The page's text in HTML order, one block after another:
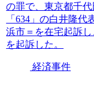
の罪で、東京都千
「634」の白井隆代
浜市＝を在宅起訴
を起訴した。
経済事件